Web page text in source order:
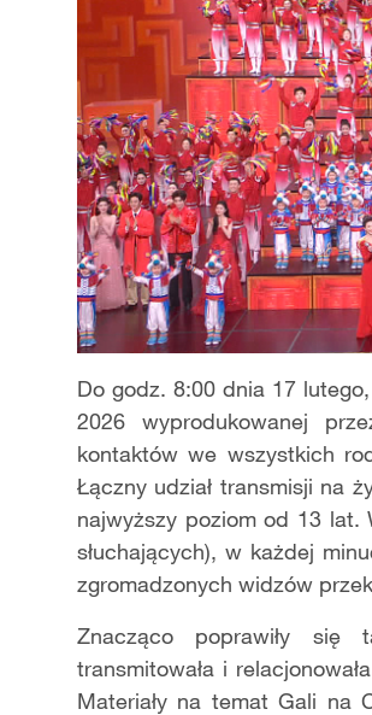
Do godz. 8:00 dnia 17
2026 wyprodukowanej
kontaktów we wszystkich
Łączny udział transmisji na
najwyższy poziom od 13 lat.
słuchających), w każdej
zgromadzonych widzów
Znacząco poprawiły się
transmitowała i
Materiały na temat Gali na